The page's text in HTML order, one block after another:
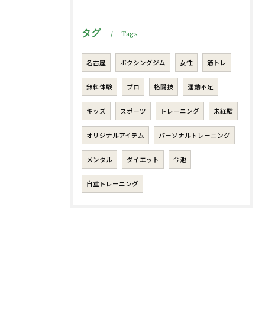
タグ Tags
名古屋 ボクシングジム 女性 筋トレ
無料体験 プロ 格闘技 運動不足
キッズ スポーツ トレーニング 未経験
オリジナルアイテム パーソナルトレーニング
メンタル ダイエット 今池
自重トレーニング